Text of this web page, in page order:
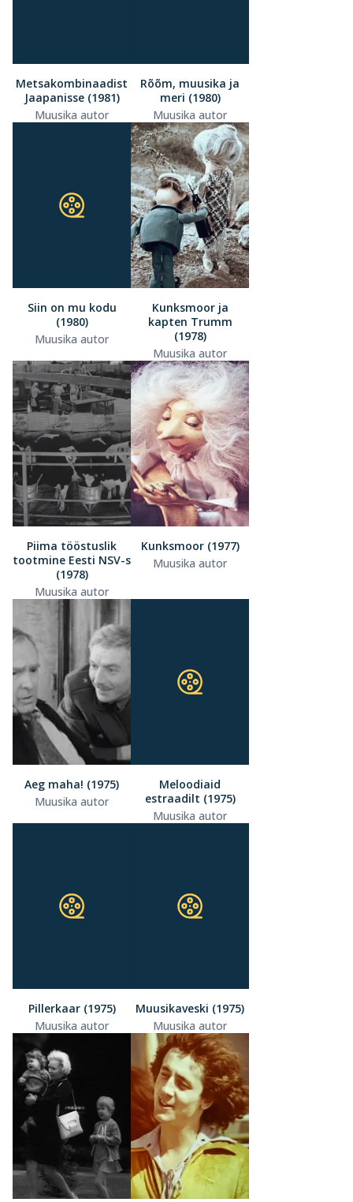
Metsakombinaadist
Jaapanisse (1981)
Muusika autor
Rõõm, muusika ja
meri (1980)
Muusika autor
Siin on mu kodu
(1980)
Muusika autor
Kunksmoor ja
kapten Trumm
(1978)
Muusika autor
Piima tööstuslik
tootmine Eesti NSV-s
(1978)
Muusika autor
Kunksmoor (1977)
Muusika autor
Aeg maha! (1975)
Muusika autor
Meloodiaid
estraadilt (1975)
Muusika autor
Pillerkaar (1975)
Muusika autor
Muusikaveski (1975)
Muusika autor